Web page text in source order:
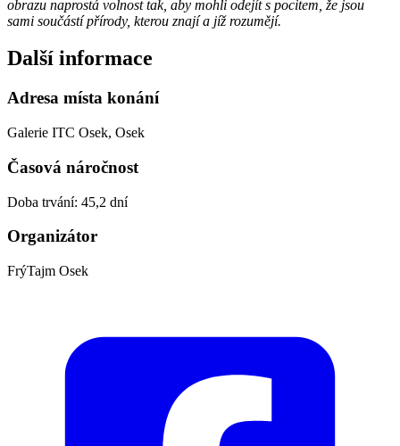
obrazu naprostá volnost tak, aby mohli odejít s pocitem, že jsou
sami součástí přírody, kterou znají a jíž rozumějí.
Další informace
Adresa místa konání
Galerie ITC Osek, Osek
Časová náročnost
Doba trvání: 45,2 dní
Organizátor
FrýTajm Osek